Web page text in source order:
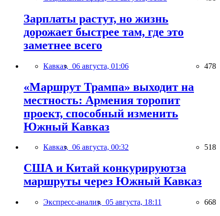
Зарплаты растут, но жизнь
дорожает быстрее там, где это
заметнее всего
Кавказ, 06 августа, 01:06 478
«Маршрут Трампа» выходит на
местность: Армения торопит
проект, способный изменить
Южный Кавказ
Кавказ, 06 августа, 00:32 518
США и Китай конкурируютза
маршруты через Южный Кавказ
Экспресс-анализ, 05 августа, 18:11 668